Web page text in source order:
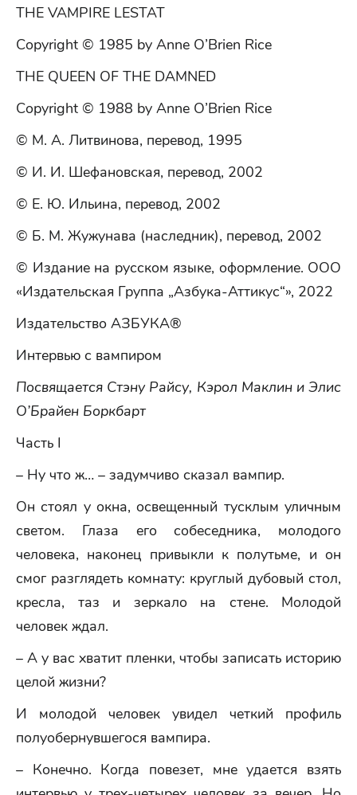
THE VAMPIRE LESTAT
Copyright © 1985 by Anne O’Brien Rice
THE QUEEN OF THE DAMNED
Copyright © 1988 by Anne O’Brien Rice
© М. А. Литвинова, перевод, 1995
© И. И. Шефановская, перевод, 2002
© Е. Ю. Ильина, перевод, 2002
© Б. М. Жужунава (наследник), перевод, 2002
© Издание на русском языке, оформление. ООО
«Издательская Группа „Азбука-Аттикус“», 2022
Издательство АЗБУКА®
Интервью с вампиром
Посвящается Стэну Райсу, Кэрол Маклин и Элис
О’Брайен Боркбарт
Часть I
– Ну что ж… – задумчиво сказал вампир.
Он стоял у окна, освещенный тусклым уличным
светом. Глаза его собеседника, молодого
человека, наконец привыкли к полутьме, и он
смог разглядеть комнату: круглый дубовый стол,
кресла, таз и зеркало на стене. Молодой
человек ждал.
– А у вас хватит пленки, чтобы записать историю
целой жизни?
И молодой человек увидел четкий профиль
полуобернувшегося вампира.
– Конечно. Когда повезет, мне удается взять